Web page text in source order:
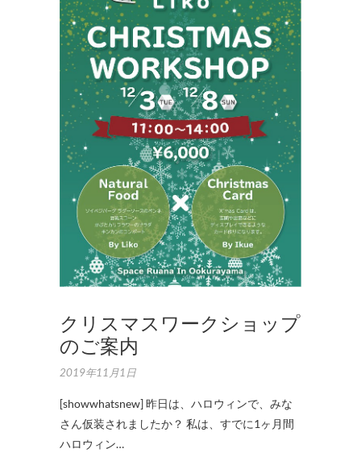
クリスマスワークショップ
のご案内
2019年11月1日
[showwhatsnew] 昨日は、ハロウィンで、みな
さん仮装されましたか？ 私は、すでに1ヶ月間
ハロウィン…